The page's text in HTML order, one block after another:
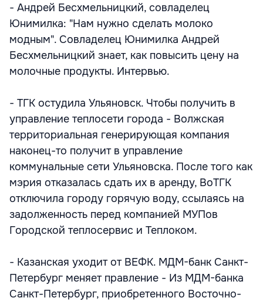
- Андрей Бесхмельницкий, совладелец
Юнимилка: "Нам нужно сделать молоко
модным". Совладелец Юнимилка Андрей
Бесхмельницкий знает, как повысить цену на
молочные продукты. Интервью.
- ТГК остудила Ульяновск. Чтобы получить в
управление теплосети города - Волжская
территориальная генерирующая компания
наконец-то получит в управление
коммунальные сети Ульяновска. После того как
мэрия отказалась сдать их в аренду, ВоТГК
отключила городу горячую воду, ссылаясь на
задолженность перед компанией МУПов
Городской теплосервис и Теплоком.
- Казанская уходит от ВЕФК. МДМ-банк Санкт-
Петербург меняет правление - Из МДМ-банка
Санкт-Петербург, приобретенного Восточно-